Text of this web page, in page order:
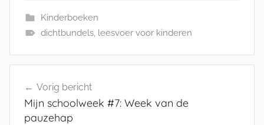
Kinderboeken
dichtbundels, leesvoer voor kinderen
navigatie
Vorig bericht
Mijn schoolweek #7: Week van de
pauzehap